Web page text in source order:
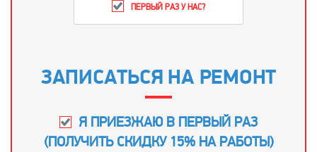
ПЕРВЫЙ РАЗ У НАС?
ЗАПИСАТЬСЯ НА РЕМОНТ
Я ПРИЕЗЖАЮ В ПЕРВЫЙ РАЗ
(ПОЛУЧИТЬ СКИДКУ 15% НА РАБОТЫ)